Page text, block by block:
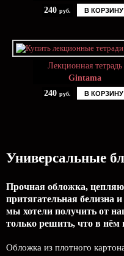
240 руб. В КОРЗИНУ
Лекционная тетрадь
Gintama
240 руб. В КОРЗИНУ
Универсальные
Прочная обложка,
притягательная белизна
мы хотели получить от
только решить, что в нём
Обложка из плотного